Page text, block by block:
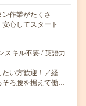
ン作業がたくさ
心してスタート
スキル不要 / 英語力
い方歓迎！／経
ろ腰を据えて働…